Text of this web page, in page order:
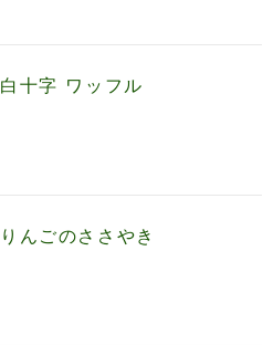
白十字 ワッフル
りんごのささやき